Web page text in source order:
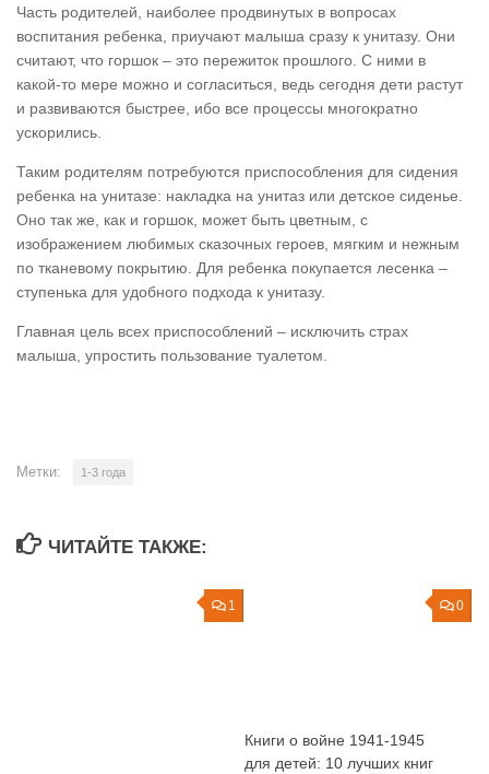
Часть родителей, наиболее продвинутых в вопросах
воспитания ребенка, приучают малыша сразу к унитазу. Они
считают, что горшок – это пережиток прошлого. С ними в
какой-то мере можно и согласиться, ведь сегодня дети растут
и развиваются быстрее, ибо все процессы многократно
ускорились.
Таким родителям потребуются приспособления для сидения
ребенка на унитазе: накладка на унитаз или детское сиденье.
Оно так же, как и горшок, может быть цветным, с
изображением любимых сказочных героев, мягким и нежным
по тканевому покрытию. Для ребенка покупается лесенка –
ступенька для удобного подхода к унитазу.
Главная цель всех приспособлений – исключить страх
малыша, упростить пользование туалетом.
Метки: 1-3 года
ЧИТАЙТЕ ТАКЖЕ:
1 0
Книги о войне 1941-1945
для детей: 10 лучших книг